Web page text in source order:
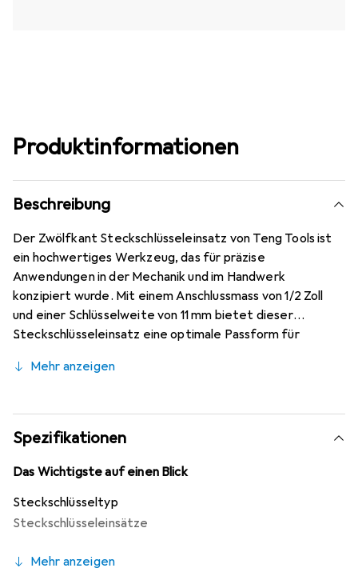
Produktinformationen
Beschreibung
Der Zwölfkant Steckschlüsseleinsatz von Teng Tools ist
ein hochwertiges Werkzeug, das für präzise
Anwendungen in der Mechanik und im Handwerk
konzipiert wurde. Mit einem Anschlussmass von 1/2 Zoll
und einer Schlüsselweite von 11 mm bietet dieser
Steckschlüsseleinsatz eine optimale Passform für
ermöglicht den Zugang zu schwer erreichbaren Stellen,
und Zuverlässigkeit sorgt. Mit einem Gewicht von nur 49
Gramm ist der Einsatz leicht und handlich, was die
Handhabung erleichtert. Ideal für professionelle
Mechaniker und Heimwerker, die Wert auf Qualität und
eine gleichmässige Kraftübertragung und minimiert das
Risiko des Abrutschens.
Mehr anzeigen
Spezifikationen
Das Wichtigste auf einen Blick
Steckschlüsseltyp
Steckschlüsseleinsätze
Mehr anzeigen